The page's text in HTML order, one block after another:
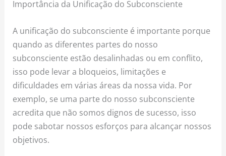
Importância da Unificação do Subconsciente
A unificação do subconsciente é importante porque
quando as diferentes partes do nosso
subconsciente estão desalinhadas ou em conflito,
isso pode levar a bloqueios, limitações e
dificuldades em várias áreas da nossa vida. Por
exemplo, se uma parte do nosso subconsciente
acredita que não somos dignos de sucesso, isso
pode sabotar nossos esforços para alcançar nossos
objetivos.